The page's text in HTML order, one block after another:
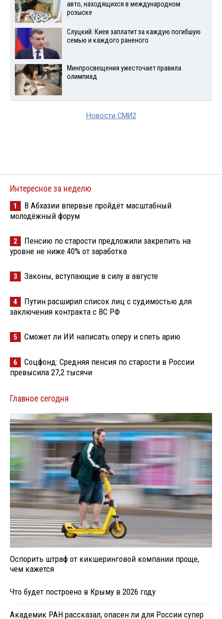
авто, находящихся в международном
розыске
Слуцкий: Киев заплатит за каждую погибшую
семью и каждого раненого
Минпросвещения ужесточает правила
олимпиад
Новости СМИ2
Интересное за неделю
1
В Абхазии впервые пройдёт масштабный
молодёжный форум
2
Пенсию по старости предложили закрепить на
уровне не ниже 40% от заработка
3 Законы, вступающие в силу в августе
4
Путин расширил список лиц с судимостью для
заключения контракта с ВС РФ
5 Сможет ли ИИ написать оперу и спеть арию
6
Соцфонд: Средняя пенсия по старости в России
превысила 27,2 тысячи
Главное сегодня
Оспорить штраф от кикшеринговой компании проще,
чем кажется
Что будет построено в Крыму в 2026 году
Академик РАН рассказал, опасен ли для России супер